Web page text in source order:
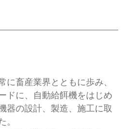
に畜産業界とともに歩み、
ドに、自動給餌機をはじめ
器の設計、製造、施工に取
。